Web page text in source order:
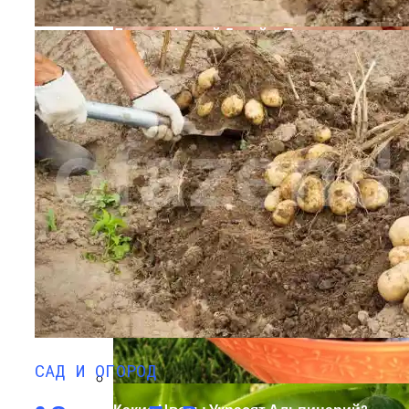
Секреты Позднего Посева Огурцов
Ландшафтный Дизайн: Превращение
Пространства В Искусство
САД И ОГОРОД